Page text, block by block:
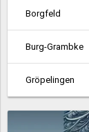
Borgfeld
Burg-Grambke
Gröpelingen
Hemelingen